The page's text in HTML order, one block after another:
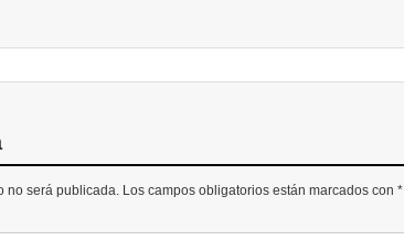
no será publicada. Los campos obligatorios están marcados con *